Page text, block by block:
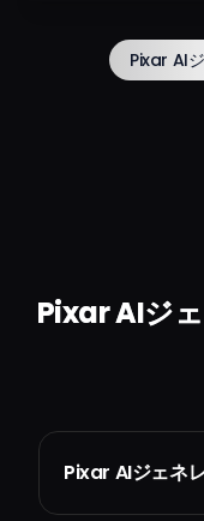
Pixar AI
Pixar AIジ
Pixar AIジェネ